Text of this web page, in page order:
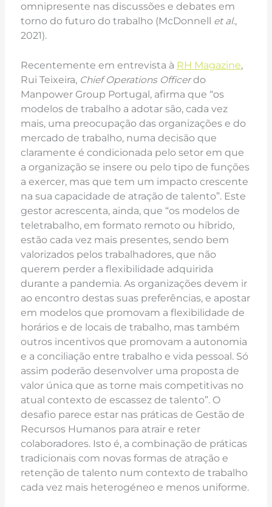
omnipresente nas discussões e debates em
torno do futuro do trabalho (McDonnell et al.,
2021).
Recentemente em entrevista à RH Magazine,
Rui Teixeira, Chief Operations Officerdo
Manpower Group Portugal, afirma que “os
modelos de trabalho a adotar são, cada vez
mais, uma preocupação das organizações e do
mercado de trabalho, numa decisão que
claramente é condicionada pelo setor em que
a organização se insere ou pelo tipo de funções
a exercer, mas que tem um impacto crescente
na sua capacidade de atração de talento”. Este
gestor acrescenta, ainda, que “os modelos de
teletrabalho, em formato remoto ou híbrido,
estão cada vez mais presentes, sendo bem
valorizados pelos trabalhadores, que não
querem perder a flexibilidade adquirida
durante a pandemia. As organizações devem ir
ao encontro destas suas preferências, e apostar
em modelos que promovam a flexibilidade de
horários e de locais de trabalho, mas também
outros incentivos que promovam a autonomia
e a conciliação entre trabalho e vida pessoal. Só
assim poderão desenvolver uma proposta de
valor única que as torne mais competitivas no
atual contexto de escassez de talento”. O
desafio parece estar nas práticas de Gestão de
Recursos Humanos para atrair e reter
colaboradores. Isto é, a combinação de práticas
tradicionais com novas formas de atração e
retenção de talento num contexto de trabalho
cada vez mais heterogéneo e menos uniforme.